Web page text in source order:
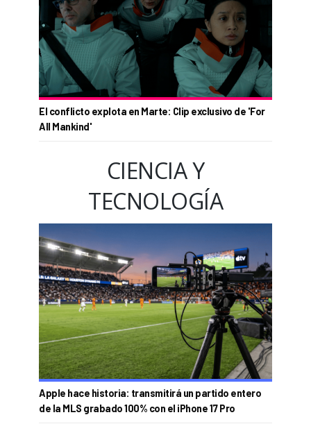
El conflicto explota en Marte: Clip exclusivo de 'For
All Mankind'
CIENCIA Y
TECNOLOGÍA
Apple hace historia: transmitirá un partido entero
de la MLS grabado 100% con el iPhone 17 Pro